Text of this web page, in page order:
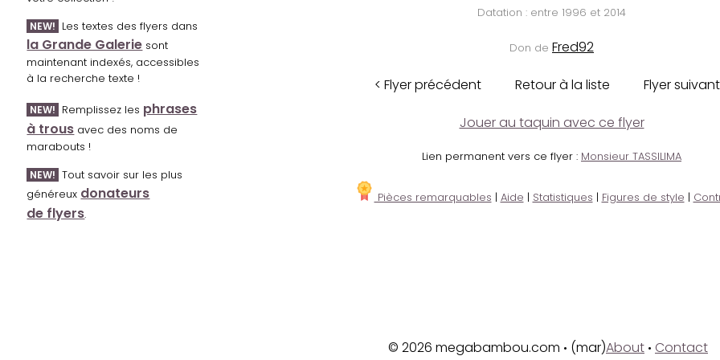
NEW! Les textes des flyers dans
la Grande Galerie sont
maintenant indexés, accessibles
à la recherche texte !
NEW! Remplissez les phrases
à trous avec des noms de
marabouts !
NEW! Tout savoir sur les plus
généreux donateurs
de flyers.
Datation : entre 1996 et 2014
Don de Fred92
< Flyer précédent Retour à la liste Flyer
Jouer au taquin avec ce flyer
Lien permanent vers ce flyer : Monsieur TASSILIMA
Pièces remarquables | Aide | Statistiques | Figures de style |
© 2026 megabambou.com • (mar)About • Contact